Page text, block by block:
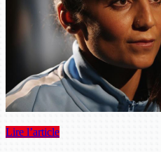
Lire l’article